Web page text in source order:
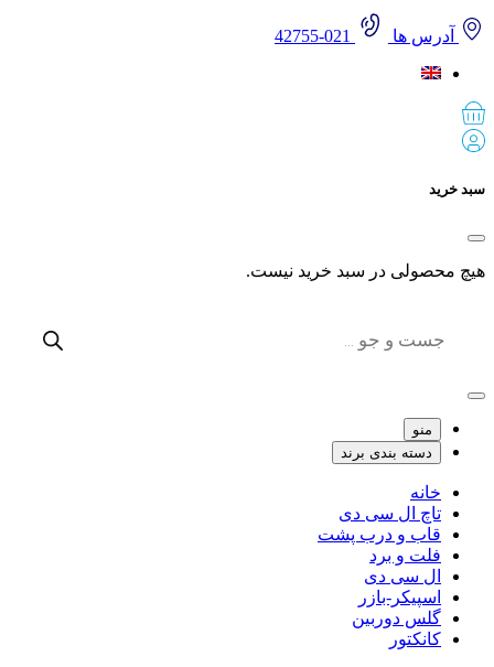
آدرس ها
خرید
محصولی در سبد خرید نیست.
منو
دسته بندی برند
خانه
تاچ ال سی دی
قاب و درب پشت
فلت و برد
ال سی دی
اسپیکر-بازر
گلس دوربین
کانکتور